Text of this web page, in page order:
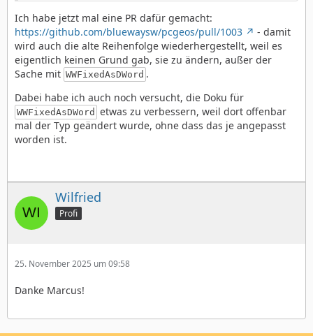
Ich habe jetzt mal eine PR dafür gemacht:
https://github.com/bluewaysw/pcgeos/pull/1003
- damit
wird auch die alte Reihenfolge wiederhergestellt, weil es
eigentlich keinen Grund gab, sie zu ändern, außer der
Sache mit WWFixedAsDWord .
Dabei habe ich auch noch versucht, die Doku für
WWFixedAsDWord etwas zu verbessern, weil dort offenbar
mal der Typ geändert wurde, ohne dass das je angepasst
worden ist.
Wilfried
Profi
25. November 2025 um 09:58
Danke Marcus!